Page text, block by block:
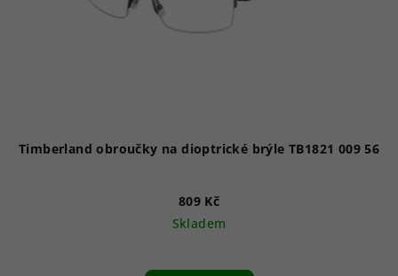
Timberland obroučky na dioptrické brýle TB1821 009 56
809 Kč
Skladem